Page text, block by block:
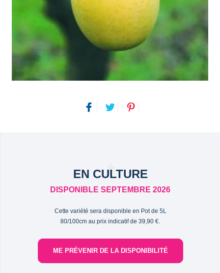
EN CULTURE
DISPONIBLE SEPTEMBRE 2026
Cette variété sera disponible en Pot de 5L
80/100cm au prix indicatif de 39,90 €.
ME PRÉVENIR DE LA DISPONIBILITÉ